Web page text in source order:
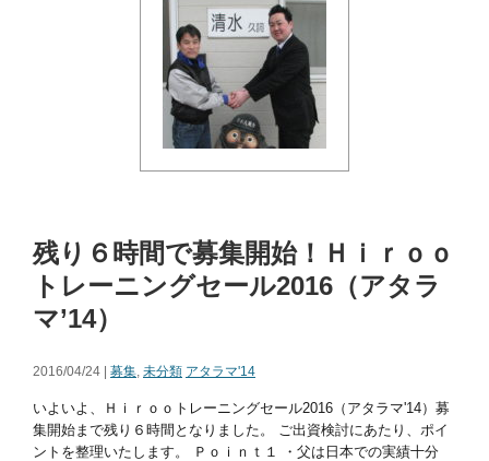
残り６時間で募集開始！Ｈｉｒｏｏ
トレーニングセール2016（アタラ
マ’14）
2016/04/24 | 募集, 未分類 アタラマ'14
いよいよ、Ｈｉｒｏｏトレーニングセール2016（アタラマ'14）募
集開始まで残り６時間となりました。 ご出資検討にあたり、ポイ
ントを整理いたします。 Ｐｏｉｎｔ１ ・父は日本での実績十分